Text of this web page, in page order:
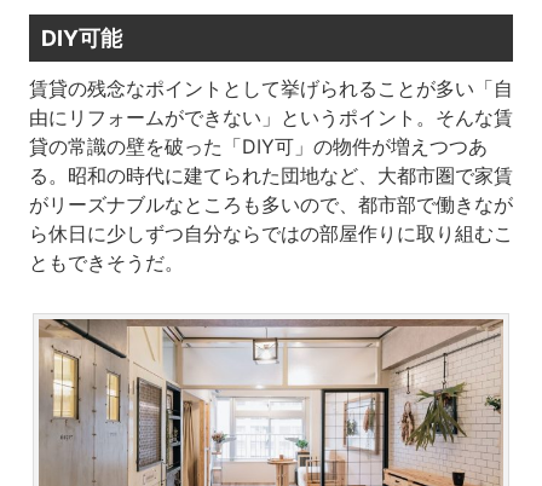
DIY可能
賃貸の残念なポイントとして挙げられることが多い「自
由にリフォームができない」というポイント。そんな賃
貸の常識の壁を破った「DIY可」の物件が増えつつあ
る。昭和の時代に建てられた団地など、大都市圏で家賃
がリーズナブルなところも多いので、都市部で働きなが
ら休日に少しずつ自分ならではの部屋作りに取り組むこ
ともできそうだ。